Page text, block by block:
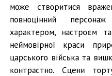
може створитися
повноцінний
характером, настроєм
неймовірної краси
царського війська та
контрастно. Сцени